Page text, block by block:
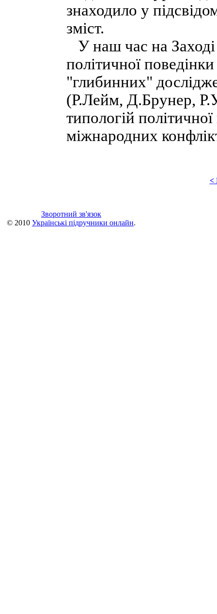
знаходило у
зміст.
У наш час на Заході
політичної
"глибинних"
(Р.Лейм, Д.Брунер,
типологій
міжнародних
<
Зворотний зв'язок
© 2010 Українські підручники онлайн.